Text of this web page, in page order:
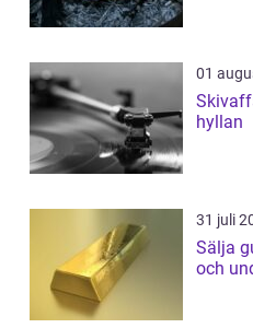
01
Skivaffär mer än bara
hyllan
31 juli
Sälja guld så
och